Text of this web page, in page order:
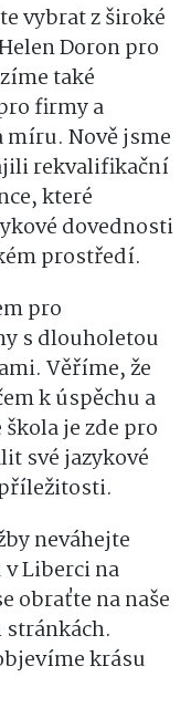
vybrat z široké
Doron pro
také
firmy a
Nově jsme
rekvalifikační
které
dovednosti
prostředí.
pro
s dlouholetou
Věříme, že
k úspěchu a
je zde pro
své jazykové
neváhejte
Liberci na
obraťte na naše
krásu